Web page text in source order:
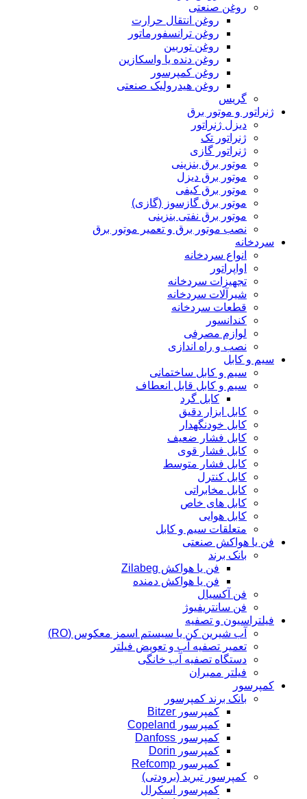
روغن صنعتی
روغن انتقال حرارت
روغن ترانسفورماتور
روغن توربین
روغن دنده یا واسکازین
روغن کمپرسور
روغن هیدرولیک صنعتی
گریس
ژنراتور و موتور برق
دیزل ژنراتور
ژنراتور تک
ژنراتور گازی
موتور برق بنزینی
موتور برق دیزل
موتور برق کیفی
موتور برق گازسوز (گازی)
موتور برق نفتی بنزینی
نصب موتور برق و تعمیر موتور برق
سردخانه
انواع سردخانه
اواپراتور
تجهیزات سردخانه
شیرآلات سردخانه
قطعات سردخانه
کندانسور
لوازم مصرفی
نصب و راه اندازی
سیم و کابل
سیم و کابل ساختمانی
سیم و کابل قابل انعطاف
کابل گرد
کابل ابزار دقیق
کابل خودنگهدار
کابل فشار ضعیف
کابل فشار قوی
کابل فشار متوسط
کابل کنترل
کابل مخابراتی
کابل های خاص
کابل هوایی
متعلقات سیم و کابل
فن یا هواکش صنعتی
بانک برند
فن یا هواکش Zilabeg
فن یا هواکش دمنده
فن آکسیال
فن سانتریفیوژ
فیلتراسیون و تصفیه
آب شیرین کن یا سیستم اسمز معکوس (RO)
تعمیر تصفیه آب و تعویض فیلتر
دستگاه تصفیه آب خانگی
فیلتر ممبران
کمپرسور
بانک برند کمپرسور
کمپرسور Bitzer
کمپرسور Copeland
کمپرسور Danfoss
کمپرسور Dorin
کمپرسور Refcomp
کمپرسور تبرید (برودتی)
کمپرسور اسکرال